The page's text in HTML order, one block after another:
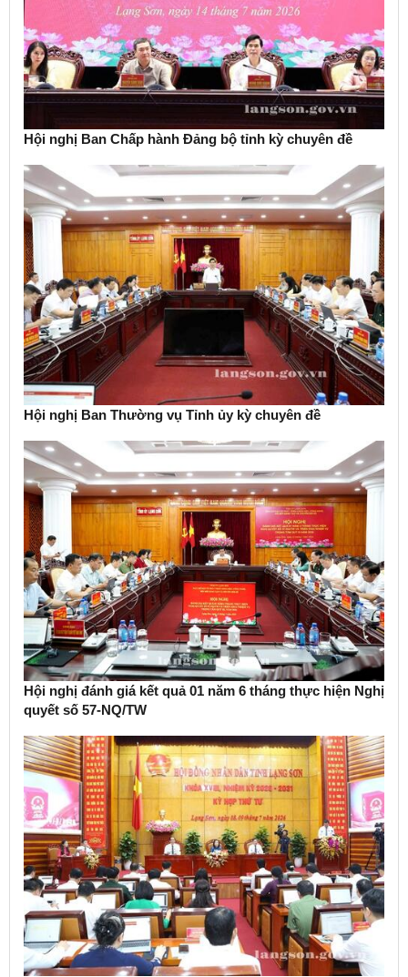
Hội nghị Ban Chấp hành Đảng bộ tỉnh kỳ chuyên đề
Hội nghị Ban Thường vụ Tỉnh ủy kỳ chuyên đề
Hội nghị đánh giá kết quả 01 năm 6 tháng thực hiện Nghị
quyết số 57-NQ/TW